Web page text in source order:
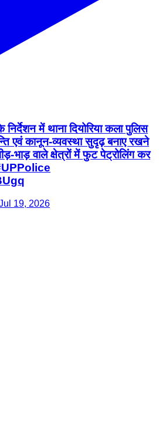
में थाना दियोरिया कला पुलिस
एवं कानून-व्यवस्था सुदृढ़ बनाए रखने
भाड़ वाले क्षेत्रों में फुट पेट्रोलिंग कर
19, 2026